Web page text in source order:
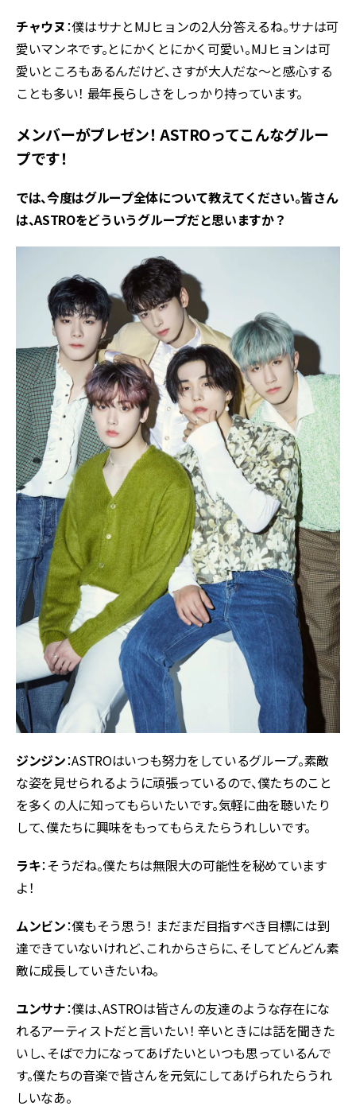
チャウヌ：僕はサナとMJヒョンの2人分答えるね。サナは可
愛いマンネです。とにかくとにかく可愛い。MJヒョンは可
愛いところもあるんだけど、さすが大人だな〜と感心する
ことも多い！ 最年長らしさをしっかり持っています。
メンバーがプレゼン！ ASTROってこんなグルー
プです！
では、今度はグループ全体について教えてください。皆さん
は、ASTROをどういうグループだと思いますか？
ジンジン：ASTROはいつも努力をしているグループ。素敵
な姿を見せられるように頑張っているので、僕たちのこと
を多くの人に知ってもらいたいです。気軽に曲を聴いたり
して、僕たちに興味をもってもらえたらうれしいです。
ラキ：そうだね。僕たちは無限大の可能性を秘めています
よ！
ムンビン：僕もそう思う！ まだまだ目指すべき目標には到
達できていないけれど、これからさらに、そしてどんどん素
敵に成長していきたいね。
ユンサナ：僕は、ASTROは皆さんの友達のような存在にな
れるアーティストだと言いたい！ 辛いときには話を聞きた
いし、そばで力になってあげたいといつも思っているんで
す。僕たちの音楽で皆さんを元気にしてあげられたらうれ
しいなあ。